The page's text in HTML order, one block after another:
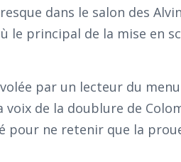
dans le salon des
le principal de la mise en
par un lecteur du
de la doublure de
ne retenir que la